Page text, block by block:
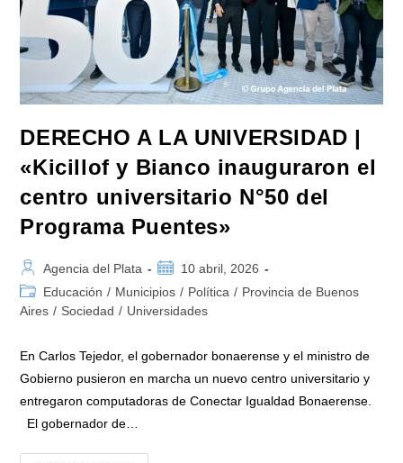
DERECHO A LA UNIVERSIDAD |
«Kicillof y Bianco inauguraron el
centro universitario N°50 del
Programa Puentes»
Autor
de
la
Agencia del Plata
Publicación
de
la
10 abril, 2026
Categoría
de
entrada:
Educación / Municipios / Política / Provincia de Buenos
Aires / Sociedad / Universidades
En Carlos Tejedor, el gobernador bonaerense y el ministro de
Gobierno pusieron en marcha un nuevo centro universitario y
entregaron computadoras de Conectar Igualdad Bonaerense.
El gobernador de…